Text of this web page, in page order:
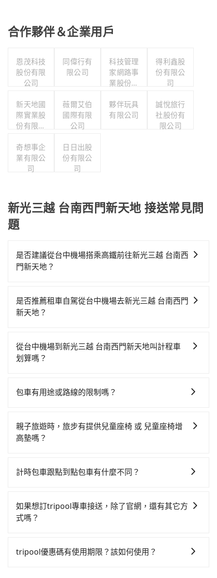
合作夥伴＆企業用戶
恩茂科技
股份有限
公司
同偉行有
限公司
科技管理
家網路事
業股份有
得利鑫股
份有限公
司
新天地國
際實業股
份有限公
薇爾艾伯
國際有限
公司
夥伴玩具
有限公司
誠悅旅行
社股份有
限公司
奇想事企
業有限公
司
日日出股
份有限公
司
新光三越 台南西門新天地 接送常見問
題
是否建議從台中機場搭乘高鐵前往新光三越 台南西
門新天地？
高鐵較貴、費時！從最早06:25一直到23:07，台中-台南
一天最多有74班次高鐵可搭乘。假設從台中機場 (台中市
場購票並於月台排隊的時間約20分鐘，再乘坐36~54分
鐘（平均45分）的高鐵從台中站前往台南高鐵站，每人
三越 台南西門新天地 (台南市中西區) 的目的地。全程加
機不按表收費，看乘客是外地人便漫天喊價或恣意繞
路。但如果全程使用tripool並到府專車接送，則每人平
額外浪費23分鐘在轉乘與等車上，現在還不馬上來預約
是否推薦租車自駕從台中機場去新光三越 台南西門
新天地？
時不需要閉目養神（因為要自己開車），最重要的是你
當天就要來回，那在台中路邊可隨租隨借的iRent應該是
機場到新光三越 台南西門新天地的花費預估為
時40元路邊停車費用預估進去，但額外的汽車保險與可
能的罰單都需自付。再者，和運的iRent只提供最基本的
或九人座可供選擇，而且無人租車最令人詬病的就是車
樣。另外，偶爾也會遇到明明已經預約了時間但上一位
用戶卻遲遲尚未歸還，又或者要還車時卻偏偏找不到停
使用時還是有其區域的限制，實際可停靠的地點與你的
從台中機場到新光三越 台南西門新天地叫計程車
划算嗎？
灣大車隊、Uber、Line Taxi、Yoxi等。依照里程跳錶計
計程車約4,140輛，數量約為台中市的50%、密度僅雙北
的4.6%，其叫車的難度是雙北市的20倍。再加上台中市
無論在價格或服務品質上，tripool都是你從台中機場到
包車有用途或路線的限制嗎？
台灣任何地方，只要是長途交通且途中遵守台灣法律，
無論是清明掃墓、包車旅遊、參加喜宴/喪禮、就醫回
月上下班，或者任何跨縣市接送的需求，tripool都能滿
車後一週內寄出電子收據。
親子旅遊時，旅步有提供兒童座椅 或 兒童座椅增
高墊嗎？
童座椅。每趟每個租金 NT$300。您可以在預定服務時
計時包車跟點到點包車有什麼不同？
不同之處： 計時包車：計時包車是按照用車時間來計
費，通常以每小時為單位，客戶可以根據自己的需要預
等。 點到點包車：點到點包車是按照里程和目的地來計
如果想訂tripool專車接送，除了官網，還有其它方
式嗎？
單，且絕無隱藏費用，若您是安卓系統手機還能下載app
tripool優惠碼有使用期限？該如何使用？